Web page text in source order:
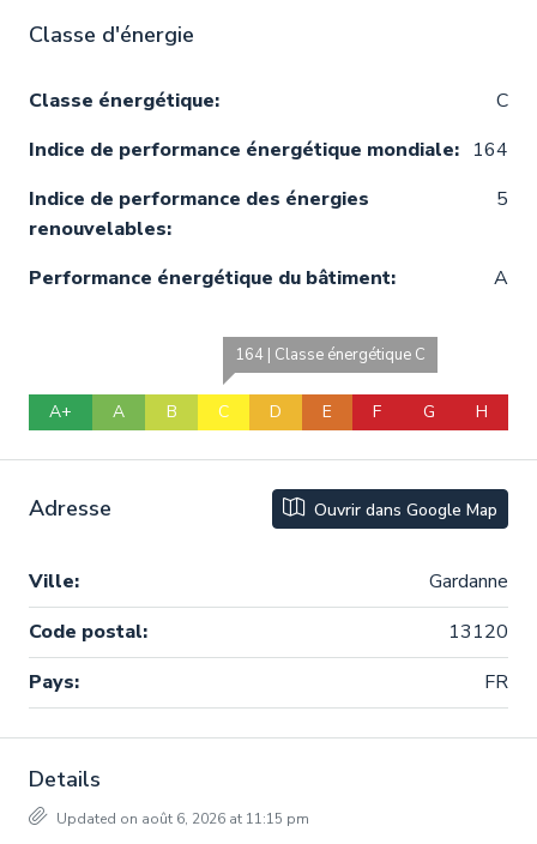
Classe d'énergie
Classe énergétique:
C
Indice de performance énergétique mondiale: 164
Indice de performance des énergies
renouvelables:
5
Performance énergétique du bâtiment: A
A+ A B
164 | Classe énergétique C
C D E F G H
Adresse Ouvrir dans Google Map
Ville:
Gardanne
Code postal:
13120
Pays:
FR
Details
Updated on août 6, 2026 at 11:15 pm